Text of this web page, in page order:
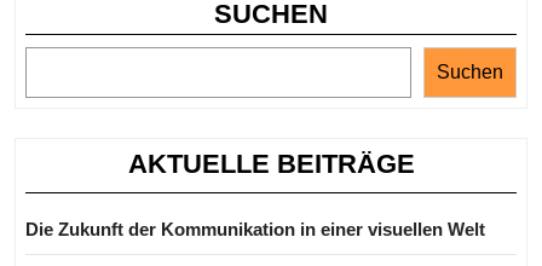
SUCHEN
Suchen
AKTUELLE BEITRÄGE
Die Zukunft der Kommunikation in einer visuellen Welt